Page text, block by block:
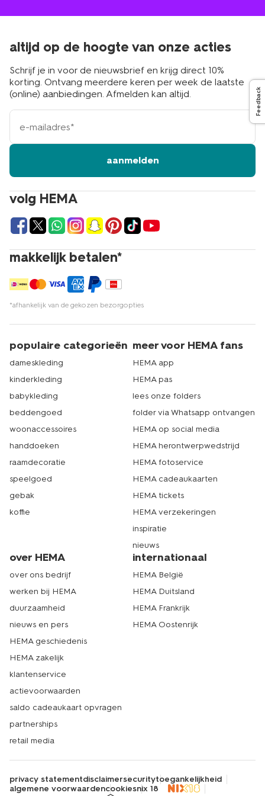
volg HEMA
makkelijk betalen*
*afhankelijk van de gekozen bezorgopties
altijd op de hoogte van onze acties
Schrijf je in voor de nieuwsbrief en krijg direct 10%
korting. Ontvang meerdere keren per week de laatste
(online) aanbiedingen. Afmelden kan altijd.
e-
mailadres
aanmelden
populaire categorieën
dameskleding
kinderkleding
babykleding
beddengoed
woonaccessoires
handdoeken
raamdecoratie
speelgoed
gebak
koffie
meer voor HEMA fans
HEMA app
HEMA pas
lees onze folders
folder via Whatsapp ontvangen
HEMA op social media
HEMA herontwerpwedstrijd
HEMA fotoservice
HEMA cadeaukaarten
HEMA tickets
HEMA verzekeringen
inspiratie
nieuws
over HEMA
over ons bedrijf
werken bij HEMA
duurzaamheid
nieuws en pers
HEMA geschiedenis
HEMA zakelijk
klantenservice
actievoorwaarden
saldo cadeaukaart opvragen
partnerships
retail media
internationaal
HEMA België
HEMA Duitsland
HEMA Frankrijk
HEMA Oostenrijk
privacy statementdisclaimersecuritytoegankelijkheid
algemene voorwaardencookiesnix 18
Feedback